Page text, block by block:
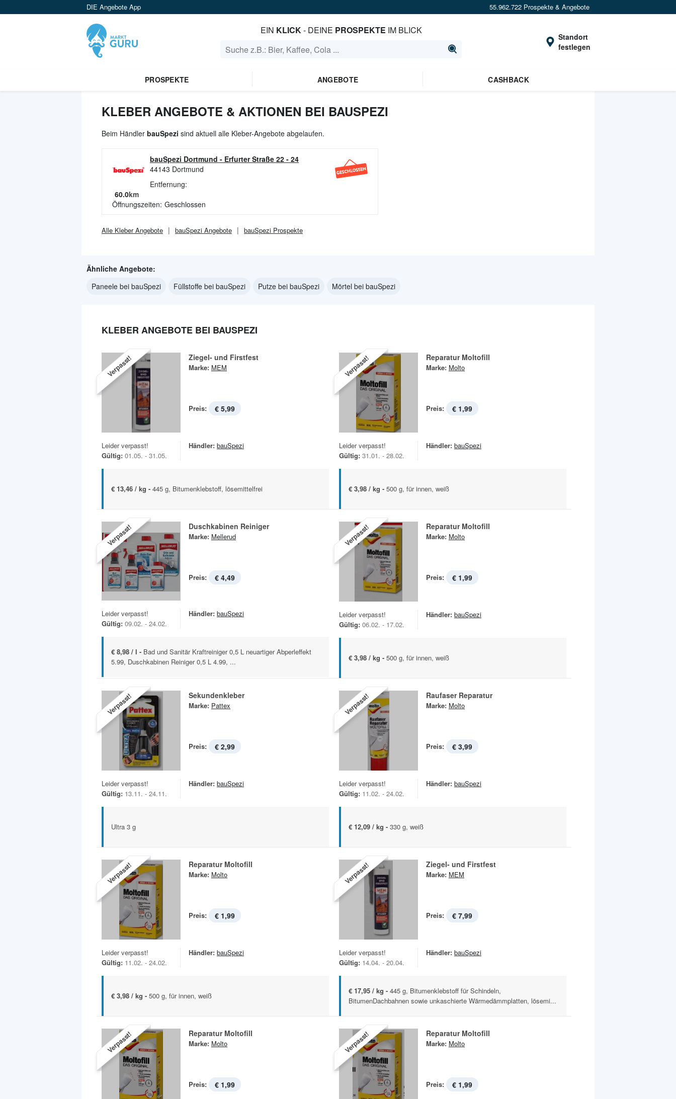
DIE Angebote App 55.962.722 Prospekte & Angebote
EIN KLICK- DEINE PROSPEKTE IM BLICK
Standort
festlegen
PROSPEKTE ANGEBOTE CASHBACK
KLEBER ANGEBOTE & AKTIONEN BEI BAUSPEZI
Beim Händler bauSpezi sind aktuell alle Kleber-Angebote abgelaufen.
bauSpezi Dortmund - Erfurter Straße 22 - 24
44143 Dortmund
Entfernung:
60.0km
Öffnungszeiten: Geschlossen
Alle KleberAngebote bauSpezi Angebote bauSpezi Prospekte
Ähnliche Angebote:
Paneele bei bauSpezi
Füllstoffe bei bauSpezi Putze bei bauSpezi Mörtel bei bauSpezi
KLEBER ANGEBOTE BEI BAUSPEZI
Verpasst! Ziegel- und Firstfest
Marke: MEM
Preis: € 5,99
Leider verpasst!
Gültig: 01.05. - 31.05.
Händler: bauSpezi
€ 13,46 / kg - 445 g, Bitumenklebstoff, lösemittelfrei
Verpasst! Reparatur Moltofill
Marke: Molto
Preis: € 1,99
Leider verpasst!
Gültig: 31.01. - 28.02.
Händler: bauSpezi
€ 3,98 / kg - 500 g, für innen, weiß
Verpasst! Duschkabinen Reiniger
Marke: Mellerud
Preis: € 4,49
Leider verpasst!
Gültig: 09.02. - 24.02.
Händler: bauSpezi
€ 8,98 / l - Bad und Sanitär Kraftreiniger 0,5 L neuartiger Abperleffekt
5.99, Duschkabinen Reiniger 0,5 L 4.99, ...
Verpasst! Reparatur Moltofill
Marke: Molto
Preis: € 1,99
Leider verpasst!
Gültig: 06.02. - 17.02.
Händler: bauSpezi
€ 3,98 / kg - 500 g, für innen, weiß
Verpasst! Sekundenkleber
Marke: Pattex
Preis: € 2,99
Leider verpasst!
Gültig: 13.11. - 24.11.
Händler: bauSpezi
Ultra 3 g
Verpasst! Raufaser Reparatur
Marke: Molto
Preis: € 3,99
Leider verpasst!
Gültig: 11.02. - 24.02.
Händler: bauSpezi
€ 12,09 / kg - 330 g, weiß
Verpasst! Reparatur Moltofill
Marke: Molto
Preis: € 1,99
Leider verpasst!
Gültig: 11.02. - 24.02.
Händler: bauSpezi
€ 3,98 / kg - 500 g, für innen, weiß
Verpasst! Ziegel- und Firstfest
Marke: MEM
Preis: € 7,99
Leider verpasst!
Gültig: 14.04. - 20.04.
Händler: bauSpezi
€ 17,95 / kg - 445 g, Bitumenklebstoff für Schindeln,
BitumenDachbahnen sowie unkaschierte Wärmedämmplatten, lösemi...
Verpasst! Reparatur Moltofill
Marke: Molto
Preis: € 1,99
Verpasst! Reparatur Moltofill
Marke: Molto
Preis: € 1,99